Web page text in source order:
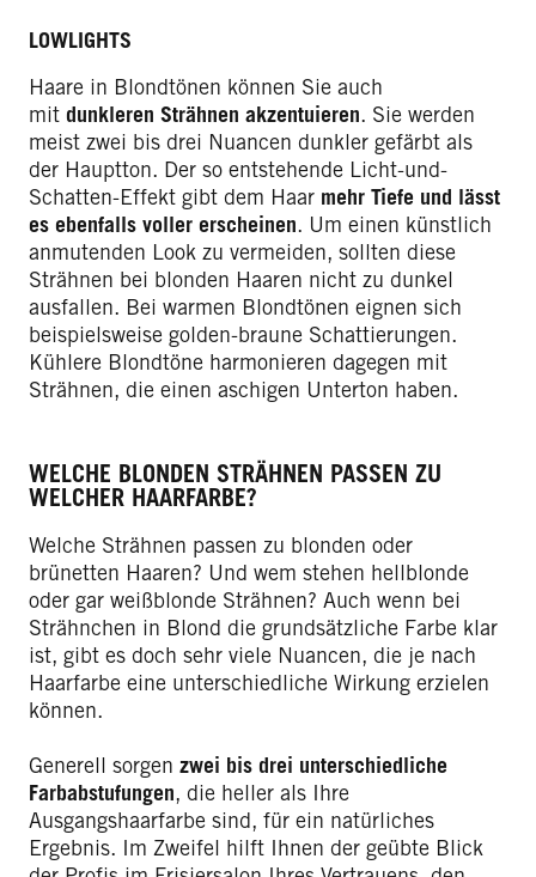
LOWLIGHTS
Haare in Blondtönen können Sie auch
mit dunkleren Strähnen akzentuieren. Sie werden
meist zwei bis drei Nuancen dunkler gefärbt als
der Hauptton. Der so entstehende Licht-und-
Schatten-Effekt gibt dem Haar mehr Tiefe und lässt
es ebenfalls voller erscheinen. Um einen künstlich
anmutenden Look zu vermeiden, sollten diese
Strähnen bei blonden Haaren nicht zu dunkel
ausfallen. Bei warmen Blondtönen eignen sich
beispielsweise golden-braune Schattierungen.
Kühlere Blondtöne harmonieren dagegen mit
Strähnen, die einen aschigen Unterton haben.
WELCHE BLONDEN STRÄHNEN PASSEN ZU
WELCHER HAARFARBE?
Welche Strähnen passen zu blonden oder
brünetten Haaren? Und wem stehen hellblonde
oder gar weißblonde Strähnen? Auch wenn bei
Strähnchen in Blond die grundsätzliche Farbe klar
ist, gibt es doch sehr viele Nuancen, die je nach
Haarfarbe eine unterschiedliche Wirkung erzielen
können.
Generell sorgen zwei bis drei unterschiedliche
Farbabstufungen, die heller als Ihre
Ausgangshaarfarbe sind, für ein natürliches
Ergebnis. Im Zweifel hilft Ihnen der geübte Blick